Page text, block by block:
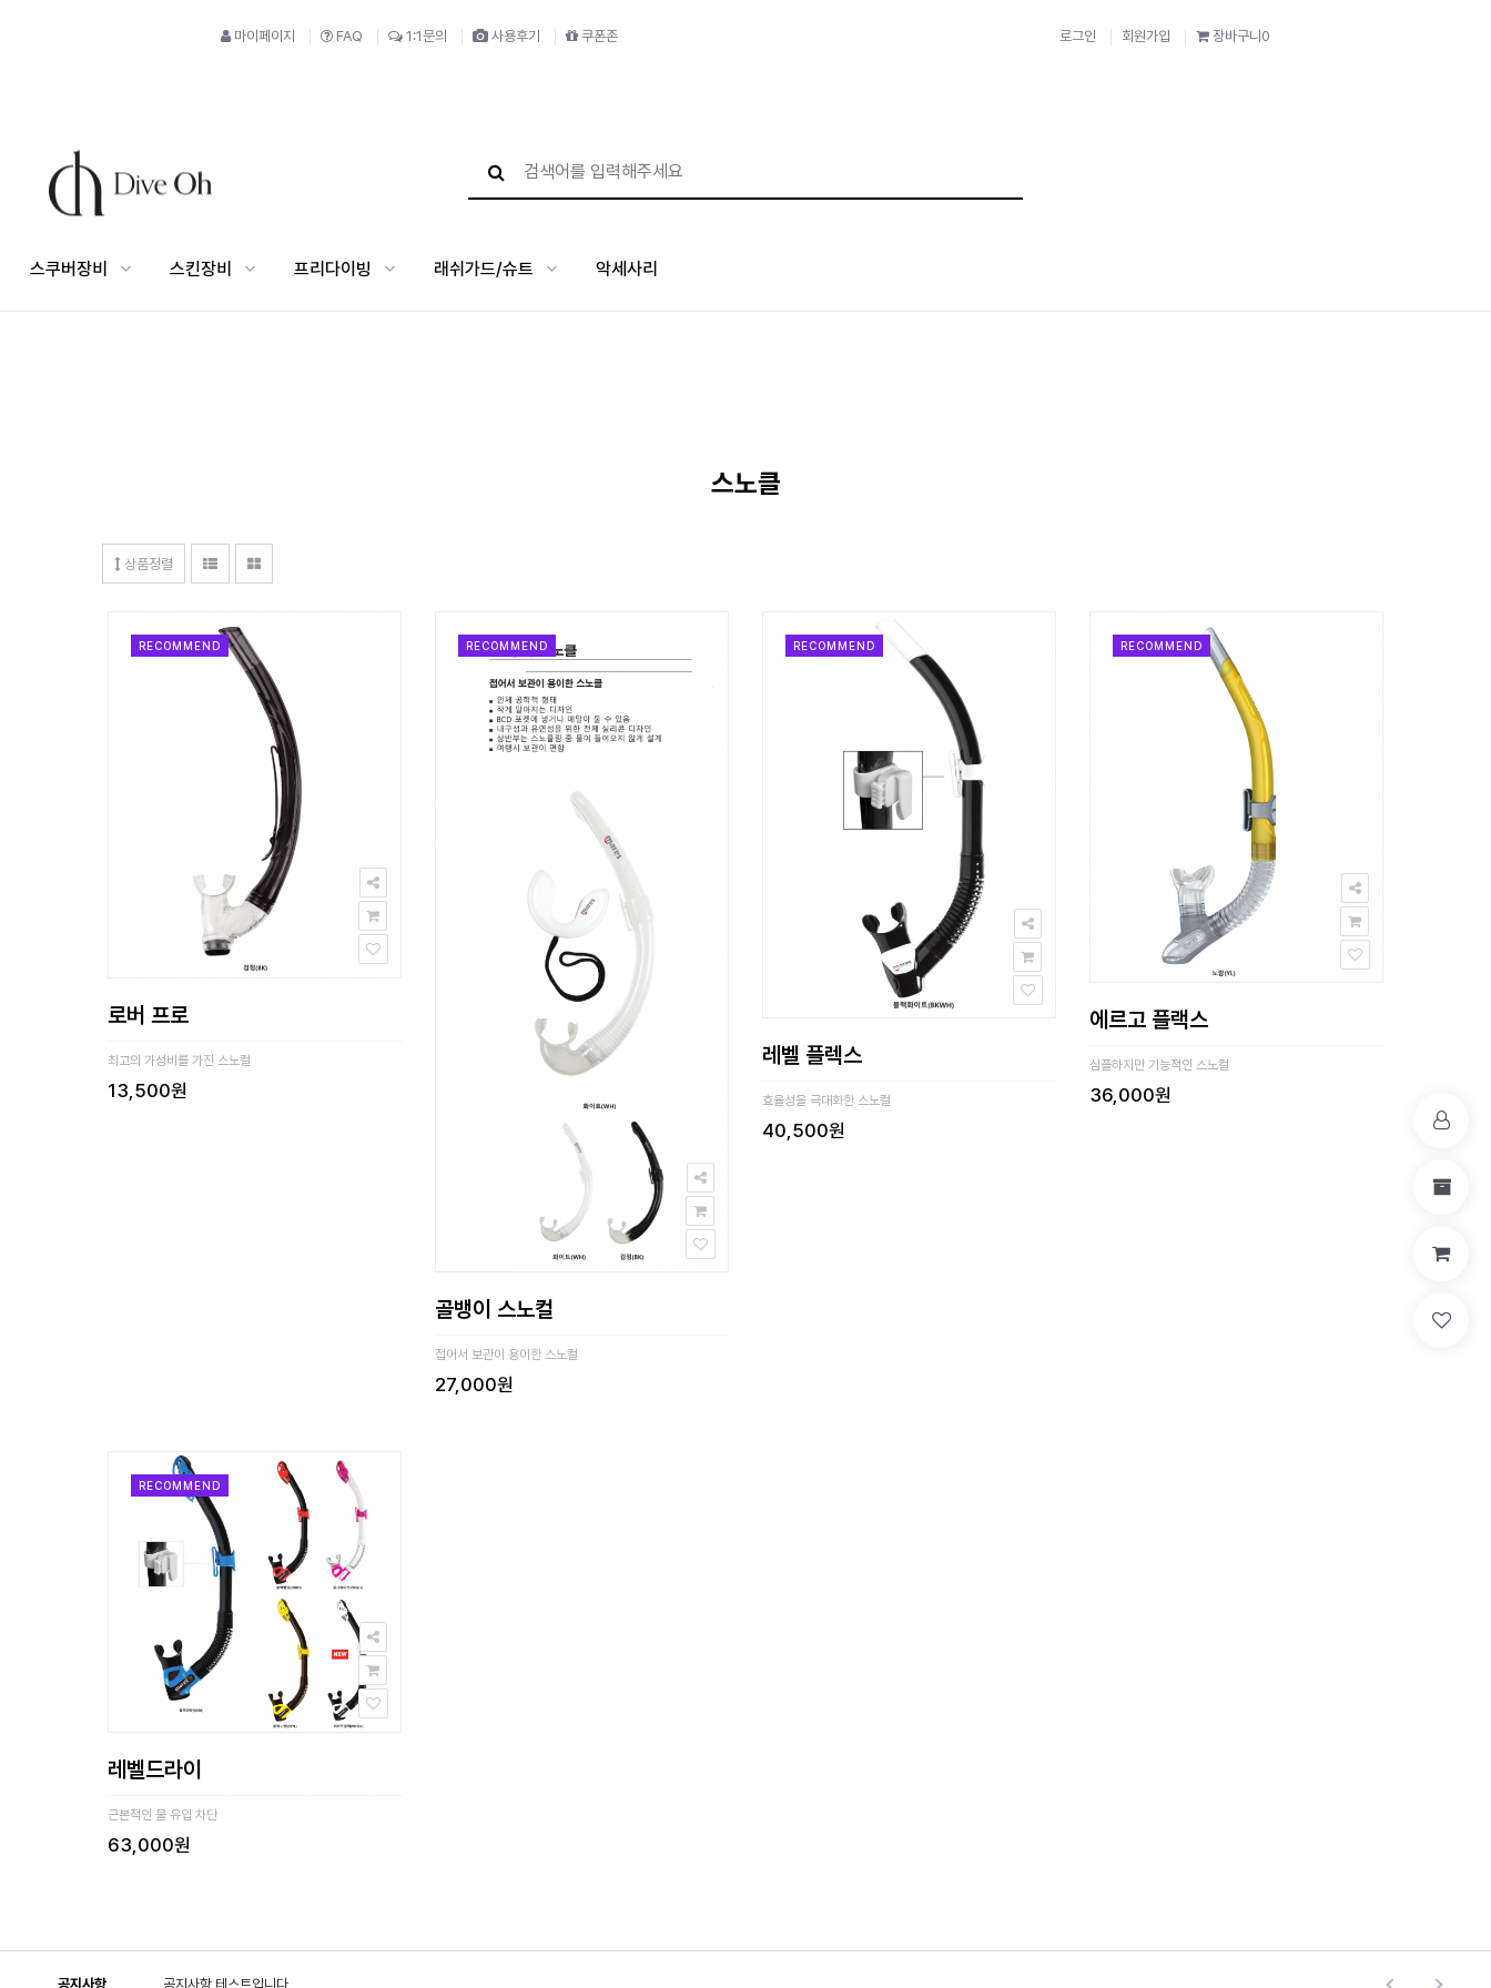
마이페이지 FAQ 1:1문의 사용후기 쿠폰존 로그인 회원가입 장바구니 0
스쿠버장비 스킨장비 프리다이빙 래쉬가드/슈트 악세사리
스노클
상품정렬
RECOMMEND
로버 프로
최고의 가성비를 가진 스노컬
13,500원
RECOMMEND
골뱅이 스노컬
접어서 보관이 용이한 스노컬
27,000원
RECOMMEND
레벨 플렉스
효율성을 극대화한 스노컬
40,500원
RECOMMEND
에르고 플랙스
심플하지만 기능적인 스노컬
36,000원
RECOMMEND
레벨드라이
근본적인 물 유입 차단
63,000원
공지사항 공지사항 테스트입니다.